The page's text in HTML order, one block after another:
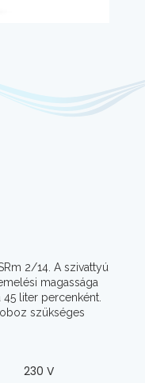
2/14. A szivattyú
magassága
45 liter percenként.
szükséges
230 V